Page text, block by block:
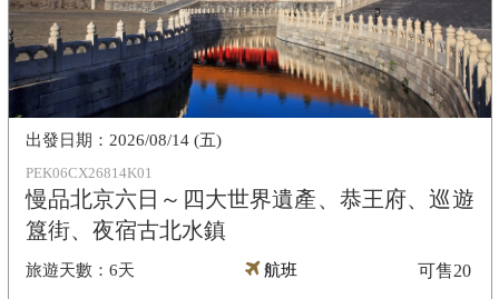
PEK06CX26814K01
慢品北京六日～四大世界遺產、恭王府、巡遊
簋街、夜宿古北水鎮
6天
2026/08/14 (五)
航班 可售20